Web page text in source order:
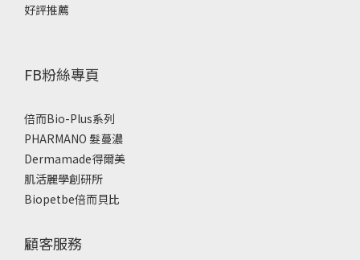
好評推薦
FB粉絲專頁
倍而Bio-Plus系列
PHARMANO 髮蔓濃
Dermamade得爾美
肌活麗學創研所
Biopetbe倍而貝比
顧客服務